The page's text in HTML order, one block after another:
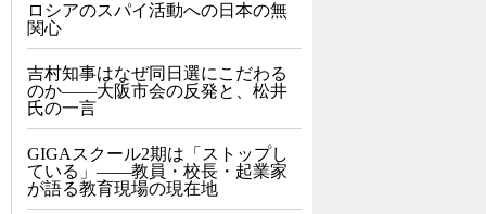
ロシアのスパイ活動への日本の無
関心
吉村知事はなぜ同日選にこだわる
のか――大阪市会の反発と、松井
氏の一言
GIGAスクール2期は「ストップし
ている」——教員・校長・起業家
が語る教育現場の現在地